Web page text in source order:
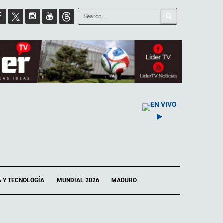
EN VIVO
Y TECNOLOGÍA MUNDIAL 2026 MADURO